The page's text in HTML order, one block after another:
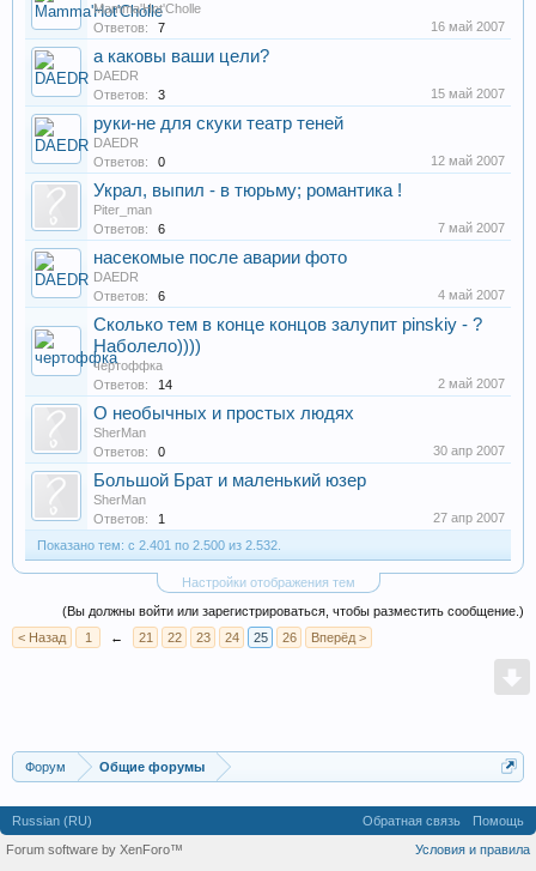
Mamma'Hot'Cholle
Ответов:
7 16 май 2007
а каковы ваши цели?
DAEDR
Ответов:
3 15 май 2007
руки-не для скуки театр теней
DAEDR
Ответов:
0 12 май 2007
Украл, выпил - в тюрьму; романтика !
Piter_man
Ответов:
6 7 май 2007
насекомые после аварии фото
DAEDR
Ответов:
6 4 май 2007
Сколько тем в конце концов залупит pinskiy - ?
Наболело))))
чертоффка
Ответов:
14 2 май 2007
О необычных и простых людях
SherMan
Ответов:
0 30 апр 2007
Большой Брат и маленький юзер
SherMan
Ответов:
1
27 апр 2007
Показано тем: с 2.401 по 2.500 из 2.532.
Настройки отображения тем
(Вы должны войти или зарегистрироваться, чтобы разместить сообщение.)
< Назад
1 ← 21 22 23 24 25 26 Вперёд >
Форум Общие форумы
Russian (RU) Обратная связь
Помощь
Условия и правила
Forum software by XenForo™